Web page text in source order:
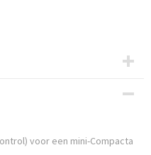
voor een mini-Compacta